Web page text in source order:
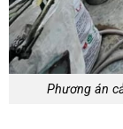
Phương án